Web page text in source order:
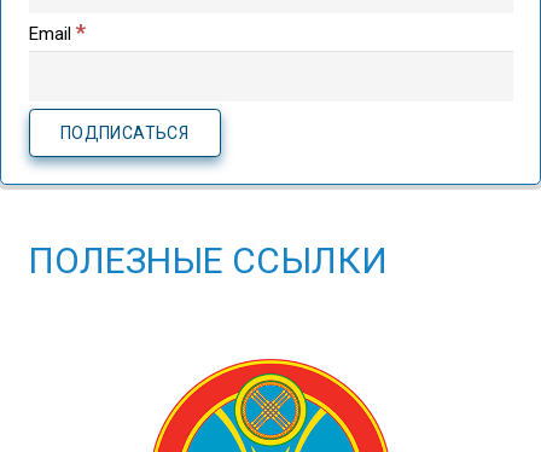
Email *
ПОЛЕЗНЫЕ ССЫЛКИ